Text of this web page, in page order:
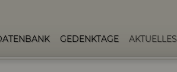
GEDENKTAGE AKTUELLES